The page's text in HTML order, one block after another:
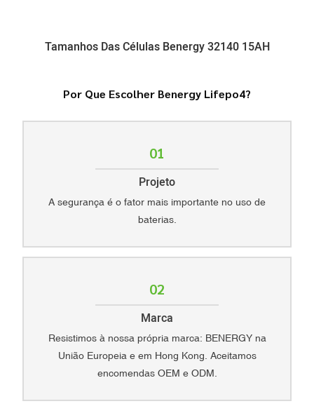
Tamanhos Das Células Benergy 32140 15AH
Por Que Escolher Benergy Lifepo4?
01
Projeto
A segurança é o fator mais importante no uso de
baterias.
02
Marca
Resistimos à nossa própria marca: BENERGY na
União Europeia e em Hong Kong. Aceitamos
encomendas OEM e ODM.